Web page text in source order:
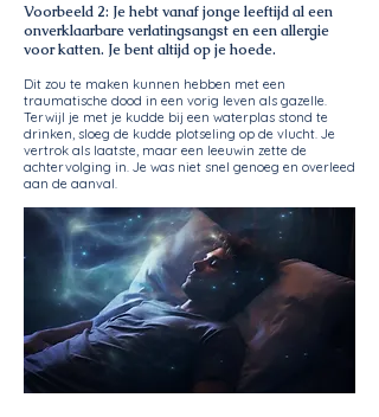
Voorbeeld 2: Je hebt vanaf jonge leeftijd al een
onverklaarbare verlatingsangst en een allergie
voor katten. Je bent altijd op je hoede.
Dit zou te maken kunnen hebben met een
traumatische dood in een vorig leven als gazelle.
Terwijl je met je kudde bij een waterplas stond te
drinken, sloeg de kudde plotseling op de vlucht. Je
vertrok als laatste, maar een leeuwin zette de
achtervolging in. Je was niet snel genoeg en overleed
aan de aanval.